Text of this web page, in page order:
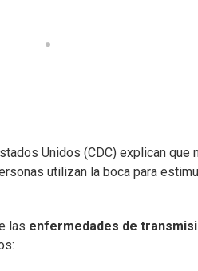
Unidos (CDC) explican que
utilizan la boca para
las enfermedades de